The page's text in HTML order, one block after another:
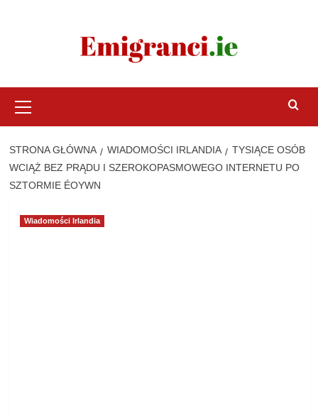
główne
STRONA GŁÓWNA WIADOMOŚCI IRLANDIA
TYSIĄCE OSÓB
WCIĄŻ BEZ PRĄDU I SZEROKOPASMOWEGO INTERNETU PO
SZTORMIE ÉOYWN
Wiadomości Irlandia